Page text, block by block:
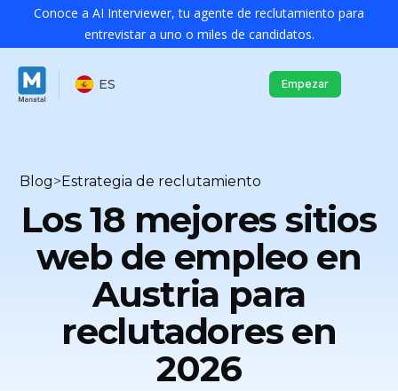
Conoce a AI Interviewer, tu agente de reclutamiento para
entrevistar a uno o miles de candidatos.
ES Empezar
Blog>Estrategia de reclutamiento
Los 18 mejores sitios
web de empleo en
Austria para
reclutadores en
2026